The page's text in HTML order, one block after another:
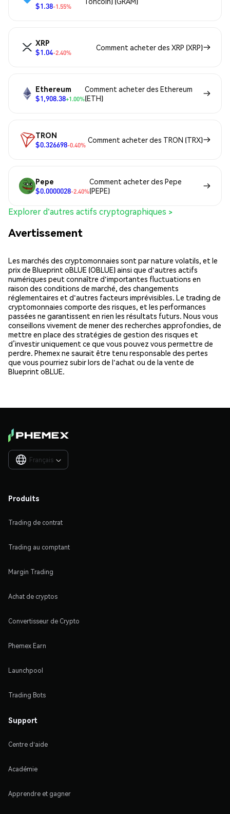
$1.38-1.55%
XRP
$1.04-2.40%
Comment acheter des XRP (XRP)
Ethereum
$1,908.38+1.00%
Comment acheter des Ethereum
(ETH)
TRON
$0.326698-0.40%
Comment acheter des TRON (TRX)
Pepe
$0.0000028-2.40%
Comment acheter des Pepe
(PEPE)
Explorer d'autres actifs cryptographiques >
Avertissement
Les marchés des cryptomonnaies sont par nature volatils, et le
prix de Blueprint oBLUE (OBLUE) ainsi que d'autres actifs
numériques peut connaître d'importantes fluctuations en
raison des conditions de marché, des changements
réglementaires et d'autres facteurs imprévisibles. Le trading de
cryptomonnaies comporte des risques, et les performances
passées ne garantissent en rien les résultats futurs. Nous vous
conseillons vivement de mener des recherches approfondies, de
mettre en place des stratégies de gestion des risques et
d’investir uniquement ce que vous pouvez vous permettre de
perdre. Phemex ne saurait être tenu responsable des pertes
que vous pourriez subir lors de l'achat ou de la vente de
Blueprint oBLUE.
Français 
Produits
Trading de contrat
Trading au comptant
Margin Trading
Achat de cryptos
Convertisseur de Crypto
Phemex Earn
Launchpool
Trading Bots
Support
Centre d'aide
Académie
Apprendre et gagner